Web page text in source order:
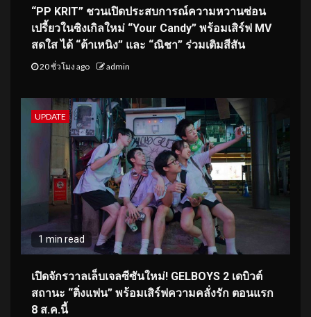
“PP KRIT” ชวนเปิดประสบการณ์ความหวานซ่อน
เปรี้ยวในซิงเกิลใหม่ “Your Candy” พร้อมเสิร์ฟ MV
สดใส ได้ “ต้าเหนิง” และ “ณิชา” ร่วมเติมสีสัน
20 ชั่วโมง ago admin
UPDATE
1 min read
เปิดจักรวาลเล็บเจลซีซันใหม่! GELBOYS 2 เดบิวต์
สถานะ “ติ่งแฟน” พร้อมเสิร์ฟความคลั่งรัก ตอนแรก
8 ส.ค.นี้